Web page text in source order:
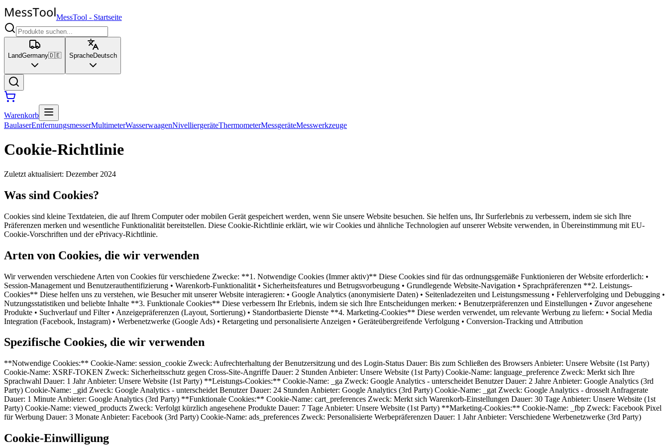
MessTool - Startseite
LandGermany🇩🇪 SpracheDeutsch
Warenkorb
BaulaserEntfernungsmesserMultimeterWasserwaagenNivelliergeräteThermometerMessgeräteMesswerkzeuge
Cookie-Richtlinie
Zuletzt aktualisiert: Dezember 2024
Was sind Cookies?
Cookies sind kleine Textdateien, die auf Ihrem Computer oder mobilen Gerät gespeichert werden, wenn Sie unsere Website besuchen. Sie helfen uns, Ihr Surferlebnis zu verbessern, indem sie sich Ihre
Präferenzen merken und wesentliche Funktionalität bereitstellen. Diese Cookie-Richtlinie erklärt, wie wir Cookies und ähnliche Technologien auf unserer Website verwenden, in Übereinstimmung mit EU-
Cookie-Vorschriften und der ePrivacy-Richtlinie.
Arten von Cookies, die wir verwenden
Wir verwenden verschiedene Arten von Cookies für verschiedene Zwecke: **1. Notwendige Cookies (Immer aktiv)** Diese Cookies sind für das ordnungsgemäße Funktionieren der Website erforderlich: •
Session-Management und Benutzerauthentifizierung • Warenkorb-Funktionalität • Sicherheitsfeatures und Betrugsvorbeugung • Grundlegende Website-Navigation • Sprachpräferenzen **2. Leistungs-
Cookies** Diese helfen uns zu verstehen, wie Besucher mit unserer Website interagieren: • Google Analytics (anonymisierte Daten) • Seitenladezeiten und Leistungsmessung • Fehlerverfolging und Debugging •
Nutzungsstatistiken und beliebte Inhalte **3. Funktionale Cookies** Diese verbessern Ihr Erlebnis, indem sie sich Ihre Entscheidungen merken: • Benutzerpräferenzen und Einstellungen • Zuvor angesehene
Produkte • Suchverlauf und Filter • Anzeigepräferenzen (Layout, Sortierung) • Standortbasierte Dienste **4. Marketing-Cookies** Diese werden verwendet, um relevante Werbung zu liefern: • Social Media
Integration (Facebook, Instagram) • Werbenetzwerke (Google Ads) • Retargeting und personalisierte Anzeigen • Geräteübergreifende Verfolgung • Conversion-Tracking und Attribution
Spezifische Cookies, die wir verwenden
**Notwendige Cookies:** Cookie-Name: session_cookie Zweck: Aufrechterhaltung der Benutzersitzung und des Login-Status Dauer: Bis zum Schließen des Browsers Anbieter: Unsere Website (1st Party)
Cookie-Name: XSRF-TOKEN Zweck: Sicherheitsschutz gegen Cross-Site-Angriffe Dauer: 2 Stunden Anbieter: Unsere Website (1st Party) Cookie-Name: language_preference Zweck: Merkt sich Ihre
Sprachwahl Dauer: 1 Jahr Anbieter: Unsere Website (1st Party) **Leistungs-Cookies:** Cookie-Name: _ga Zweck: Google Analytics - unterscheidet Benutzer Dauer: 2 Jahre Anbieter: Google Analytics (3rd
Party) Cookie-Name: _gid Zweck: Google Analytics - unterscheidet Benutzer Dauer: 24 Stunden Anbieter: Google Analytics (3rd Party) Cookie-Name: _gat Zweck: Google Analytics - drosselt Anfragerate
Dauer: 1 Minute Anbieter: Google Analytics (3rd Party) **Funktionale Cookies:** Cookie-Name: cart_preferences Zweck: Merkt sich Warenkorb-Einstellungen Dauer: 30 Tage Anbieter: Unsere Website (1st
Party) Cookie-Name: viewed_products Zweck: Verfolgt kürzlich angesehene Produkte Dauer: 7 Tage Anbieter: Unsere Website (1st Party) **Marketing-Cookies:** Cookie-Name: _fbp Zweck: Facebook Pixel
für Werbung Dauer: 3 Monate Anbieter: Facebook (3rd Party) Cookie-Name: ads_preferences Zweck: Personalisierte Werbepräferenzen Dauer: 1 Jahr Anbieter: Verschiedene Werbenetzwerke (3rd Party)
Cookie-Einwilligung